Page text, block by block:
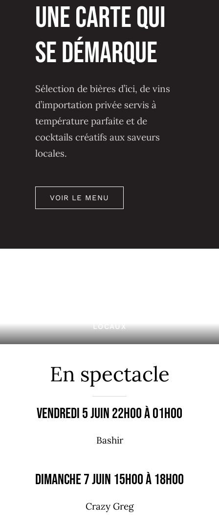
UNE CARTE QUI
SE DÉMARQUE
Sélection de bières d’ici, de vins
d’importation privée servis à
température parfaite et de
cocktails créatifs aux saveurs
locales.
VOIR LE MENU
LOCAUX
En spectacle
Vendredi 5 juin 22h00 à 01h00
Bashir
Dimanche 7 juin 15h00 à 18h00
Crazy Greg